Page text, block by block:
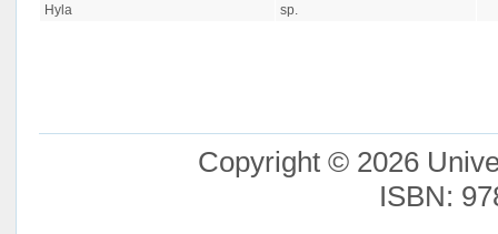
Hyla
sp.
Copyright © 2026
ISBN: